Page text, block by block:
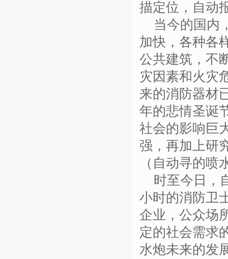
描定位，自动
当今的国内
加快，各种各
公共建筑，不
灾因素和火灾
来的消防器材
年的悲情圣诞
社会的影响巨
强，再加上研
（自动寻的
时至今日，
小时的消防卫
企业，公众场
定的社会需求
水炮未来的发